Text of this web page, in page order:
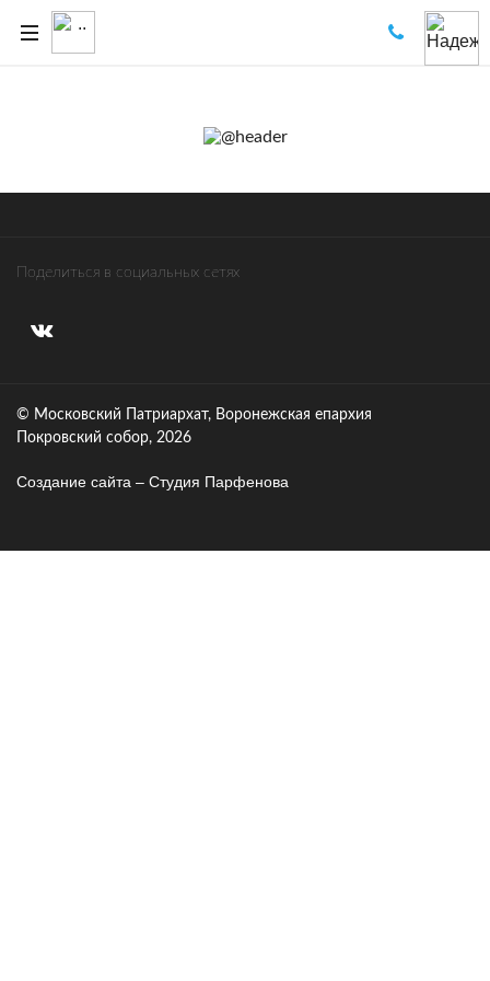
Поделиться в социальных сетях
© Московский Патриархат, Воронежcкая епархия
Покровский собор, 2026
Создание сайта – Cтудия Парфенова